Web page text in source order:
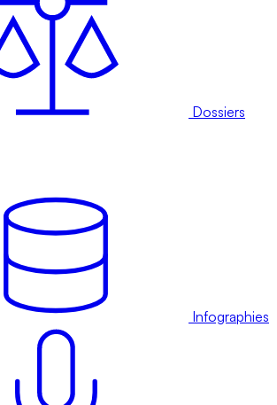
Dossiers
Infographies